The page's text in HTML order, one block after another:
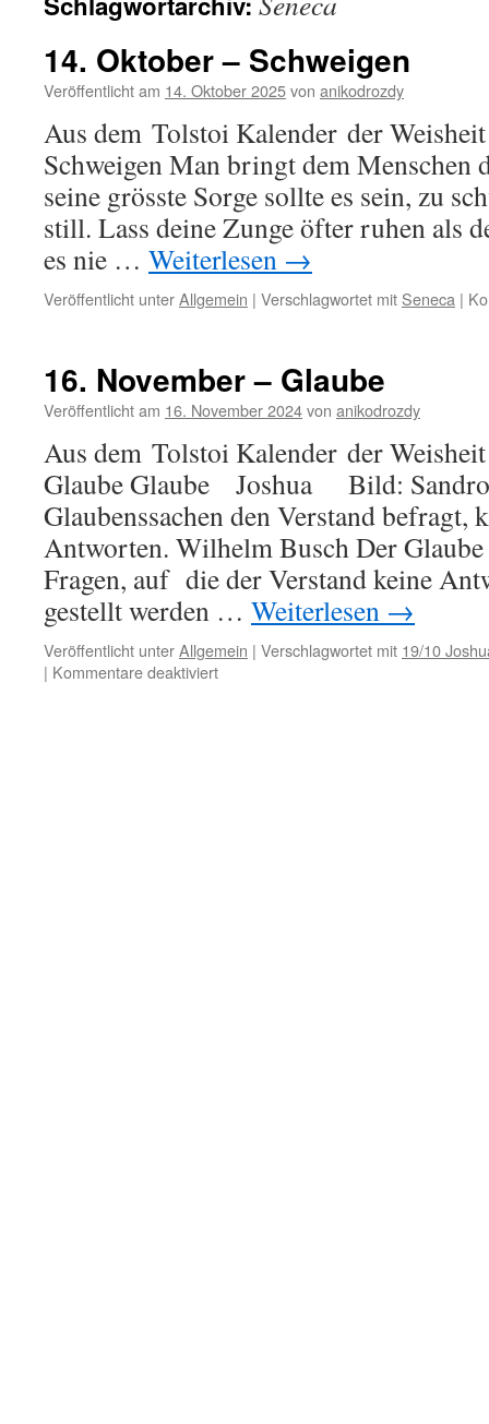
14. Oktober – Schweigen
Veröffentlicht am 14. Oktober 2025von anikodrozdy
Aus dem Tolstoi Kalender der
Schweigen Man bringt dem Menschen
seine grösste Sorge sollte es sein, zu
still. Lass deine Zunge öfter ruhen als
es nie … Weiterlesen →
Veröffentlicht unterAllgemein | Verschlagwortet mit Seneca |
16. November – Glaube
Veröffentlicht am 16. November 2024von anikodrozdy
Aus dem Tolstoi Kalender der
Glaube Glaube Joshua Bild: Sandro
Glaubenssachen den Verstand
Antworten. Wilhelm Busch Der
Fragen, auf die der Verstand keine
gestellt werden … Weiterlesen →
Veröffentlicht unterAllgemein | Verschlagwortet mit 19/10
| Kommentare deaktiviertfür